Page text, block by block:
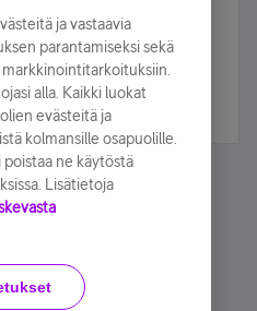
statement
ja vastaavia
parantamiseksi sekä
alla. Kaikki luokat
evästeitä ja
kolmansille osapuolille.
ne käytöstä
Lisätietoja